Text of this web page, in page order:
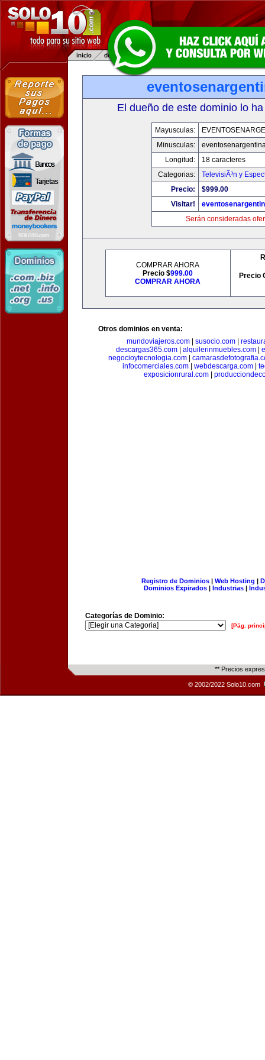
El dueño de este dominio lo
Mayusculas:
Minusculas:
Longitud:
18 caracteres
Categorias:
TelevisiÃ³n y
Precio:
$999.00
Visitar!
Serán consideradas
COMPRAR AHORA
Precio $999.00
COMPRAR AHORA
Precio
Otros dominios en venta:
mundoviajeros.com| susocio.com|
descargas365.com| alquilerinmuebles.com|
negocioytecnologia.com
infocomerciales.com| webdescarga.com|
exposicionrural.com
Registro de Dominios| Web Hosting |
Dominios Expirados | Industrias |
Categorías de Dominio:
[Pág.
** Precios
© 2002/2022 Solo10.com